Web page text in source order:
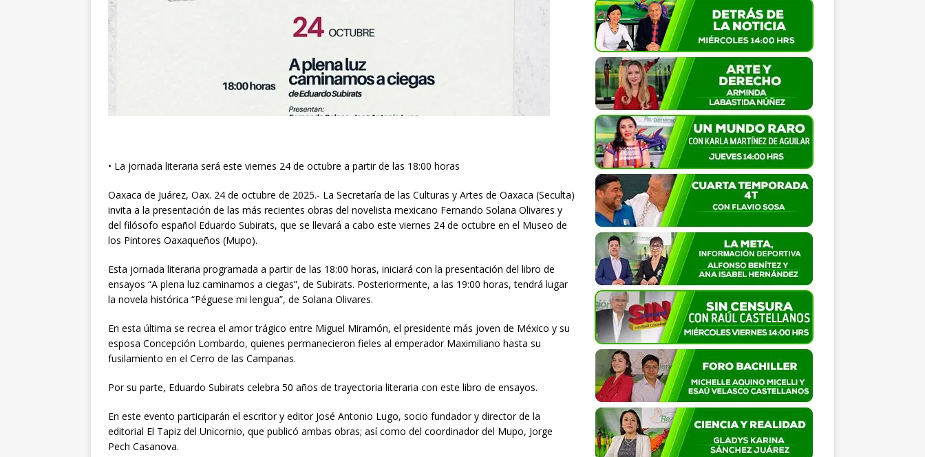
• La jornada literaria será este viernes 24 de octubre a partir de las 18:00 horas
Oaxaca de Juárez, Oax. 24 de octubre de 2025.- La Secretaría de las Culturas y Artes de Oaxaca (Seculta)
invita a la presentación de las más recientes obras del novelista mexicano Fernando Solana Olivares y
del filósofo español Eduardo Subirats, que se llevará a cabo este viernes 24 de octubre en el Museo de
los Pintores Oaxaqueños (Mupo).
Esta jornada literaria programada a partir de las 18:00 horas, iniciará con la presentación del libro de
ensayos “A plena luz caminamos a ciegas”, de Subirats. Posteriormente, a las 19:00 horas, tendrá lugar
la novela histórica “Péguese mi lengua”, de Solana Olivares.
En esta última se recrea el amor trágico entre Miguel Miramón, el presidente más joven de México y su
esposa Concepción Lombardo, quienes permanecieron fieles al emperador Maximiliano hasta su
fusilamiento en el Cerro de las Campanas.
Por su parte, Eduardo Subirats celebra 50 años de trayectoria literaria con este libro de ensayos.
En este evento participarán el escritor y editor José Antonio Lugo, socio fundador y director de la
editorial El Tapiz del Unicornio, que publicó ambas obras; así como del coordinador del Mupo, Jorge
Pech Casanova.